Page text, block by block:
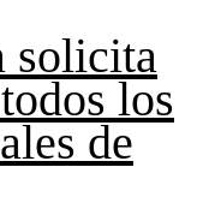
solicita
los
de